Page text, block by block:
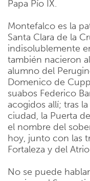
Papa Pío IX.
Montefalco es la
Santa Clara de la
indisolublemente
también nacieron
alumno del
Domenico de
suabos Federico
acogidos allí; tras
ciudad, la Puerta
el nombre del
hoy, junto con las
Fortaleza y del
No se puede